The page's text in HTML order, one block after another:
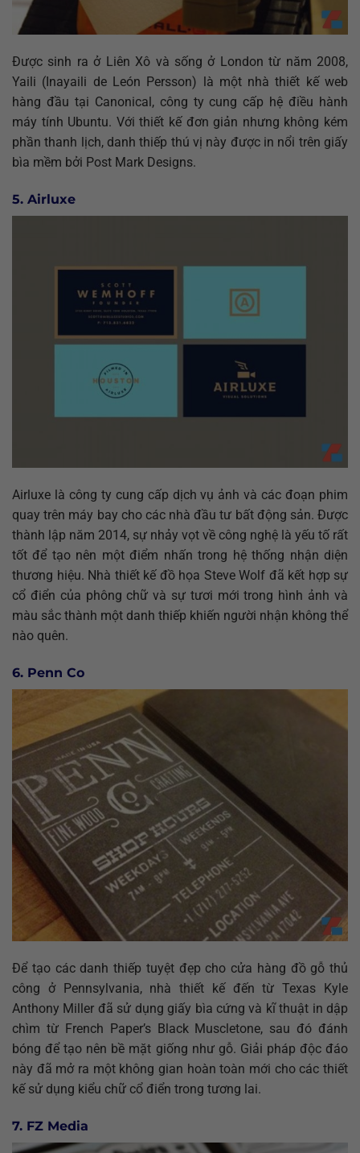
Được sinh ra ở Liên Xô và sống ở London từ năm 2008,
Yaili (Inayaili de León Persson) là một nhà thiết kế web
hàng đầu tại Canonical, công ty cung cấp hệ điều hành
máy tính Ubuntu. Với thiết kế đơn giản nhưng không kém
phần thanh lịch, danh thiếp thú vị này được in nổi trên giấy
bìa mềm bởi Post Mark Designs.
5. Airluxe
Airluxe là công ty cung cấp dịch vụ ảnh và các đoạn phim
quay trên máy bay cho các nhà đầu tư bất động sản. Được
thành lập năm 2014, sự nhảy vọt về công nghệ là yếu tố rất
tốt để tạo nên một điểm nhấn trong hệ thống nhận diện
thương hiệu. Nhà thiết kế đồ họa Steve Wolf đã kết hợp sự
cổ điển của phông chữ và sự tươi mới trong hình ảnh và
màu sắc thành một danh thiếp khiến người nhận không thể
nào quên.
6. Penn Co
Để tạo các danh thiếp tuyệt đẹp cho cửa hàng đồ gỗ thủ
công ở Pennsylvania, nhà thiết kế đến từ Texas Kyle
Anthony Miller đã sử dụng giấy bìa cứng và kĩ thuật in dập
chìm từ French Paper’s Black Muscletone, sau đó đánh
bóng để tạo nên bề mặt giống như gỗ. Giải pháp độc đáo
này đã mở ra một không gian hoàn toàn mới cho các thiết
kế sử dụng kiểu chữ cổ điển trong tương lai.
7. FZ Media